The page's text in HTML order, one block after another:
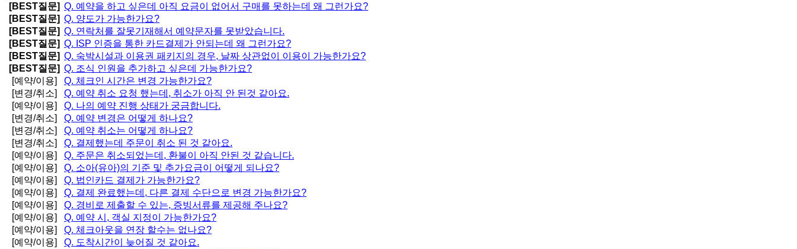
[BEST질문] Q. 예약을 하고 싶은데 아직 요금이 없어서 구매를 못하는데 왜 그런가요?
[BEST질문] Q. 양도가 가능한가요?
[BEST질문] Q. 연락처를 잘못기재해서 예약문자를 못받았습니다.
[BEST질문] Q. ISP 인증을 통한 카드결제가 안되는데 왜 그런가요?
[BEST질문] Q. 숙박시설과 이용권 패키지의 경우, 날짜 상관없이 이용이 가능한가요?
[BEST질문] Q. 조식 인원을 추가하고 싶은데 가능한가요?
[예약/이용]
Q. 체크인 시간은 변경 가능한가요?
[변경/취소]
Q. 예약 취소 요청 했는데, 취소가 아직 안 된것 같아요.
[예약/이용]
Q. 나의 예약 진행 상태가 궁금합니다.
[변경/취소]
Q. 예약 변경은 어떻게 하나요?
[변경/취소]
Q. 예약 취소는 어떻게 하나요?
[변경/취소]
Q. 결제했는데 주문이 취소 된 것 같아요.
[예약/이용]
Q. 주문은 취소되었는데, 환불이 아직 안된 것 같습니다.
[예약/이용]
Q. 소아(유아)의 기준 및 추가요금이 어떻게 되나요?
[예약/이용]
Q. 법인카드 결제가 가능한가요?
[예약/이용]
Q. 결제 완료했는데, 다른 결제 수단으로 변경 가능한가요?
[예약/이용]
Q. 경비로 제출할 수 있는, 증빙서류를 제공해 주나요?
[예약/이용]
Q. 예약 시, 객실 지정이 가능한가요?
[예약/이용]
Q. 체크아웃을 연장 할수는 없나요?
[예약/이용]
Q. 도착시간이 늦어질 것 같아요.